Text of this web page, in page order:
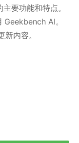
要功能和特点。
Geekbench AI。
新内容。